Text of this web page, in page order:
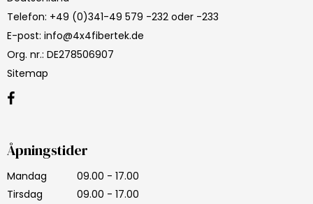
Telefon: +49 (0)341-49 579 -232 oder -233
E-post: info@4x4fibertek.de
Org. nr.: DE278506907
Sitemap
Åpningstider
Mandag
09.00 - 17.00
Tirsdag
09.00 - 17.00